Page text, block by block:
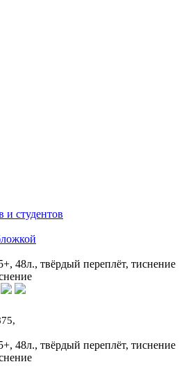
и студентов
48л., твёрдый переплёт, тиснение
48л., твёрдый переплёт, тиснение